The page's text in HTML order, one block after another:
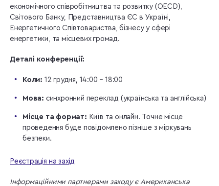
економічного співробітництва та розвитку (OECD),
Світового Банку, Представництва ЄС в Україні,
Енергетичного Співтовариства, бізнесу у сфері
енергетики, та місцевих громад.
Деталі конференції:
Коли: 12 грудня, 14:00 – 18:00
Мова: синхронний переклад (українська та англійська)
Місце та формат: Київ та онлайн. Точне місце
проведення буде повідомлено пізніше з міркувань
безпеки.
Реєстрація на захід
Інформаційними партнерами заходу є Американська